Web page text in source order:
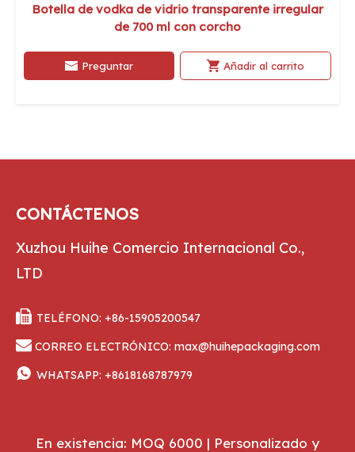
Botella de vodka de vidrio transparente irregular
de 700 ml con corcho
Preguntar Añadir al carrito
CONTÁCTENOS
Xuzhou Huihe Comercio Internacional Co.,
LTD
 TELÉFONO: +86-15905200547
 CORREO ELECTRÓNICO: max@huihepackaging.com
 WHATSAPP: +8618168787979
En existencia: MOQ 6000 | Personalizado y